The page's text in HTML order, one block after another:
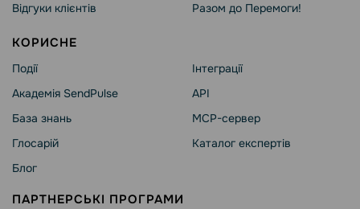
Відгуки клієнтів
Разом до Перемоги!
КОРИСНЕ
Події
Академія SendPulse
База знань
Глосарій
Блог
Інтеграції
API
MCP-сервер
Каталог експертів
ПАРТНЕРСЬКІ ПРОГРАМИ